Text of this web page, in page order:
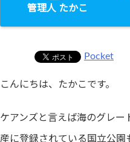
管理人 たかこ
Pocket
こんにちは、たかこです。
ケアンズと言えば海のグレー
産に登録されている国立公園